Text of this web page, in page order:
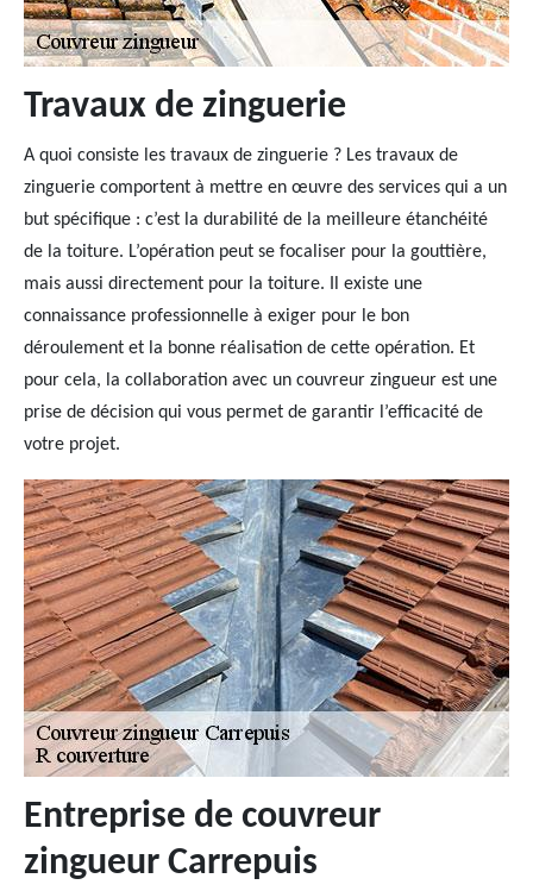
Travaux de zinguerie
A quoi consiste les travaux de zinguerie ? Les travaux de
zinguerie comportent à mettre en œuvre des services qui a un
but spécifique : c’est la durabilité de la meilleure étanchéité
de la toiture. L’opération peut se focaliser pour la gouttière,
mais aussi directement pour la toiture. Il existe une
connaissance professionnelle à exiger pour le bon
déroulement et la bonne réalisation de cette opération. Et
pour cela, la collaboration avec un couvreur zingueur est une
prise de décision qui vous permet de garantir l’efficacité de
votre projet.
Entreprise de couvreur
zingueur Carrepuis